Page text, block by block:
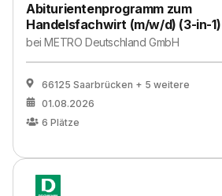
Abiturientenprogramm zum
Handelsfachwirt (m/w/d) (3-in-1)
beiMETRO Deutschland GmbH
66125 Saarbrücken + 5 weitere
01.08.2026
6 Plätze